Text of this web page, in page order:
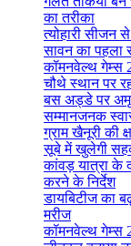
का तरीका
त्योहारी सीजन
सावन का पहला
कॉमनवेल्थ गेम्स
चौथे स्थान पर
बस अड्डे पर अमृत
सम्मानजनक
ग्राम खैनूरी की
सूबे में खुलेगी
कांवड़ यात्रा के
करने के निर्देश
डायबिटीज का
मरीज
कॉमनवेल्थ गेम्स